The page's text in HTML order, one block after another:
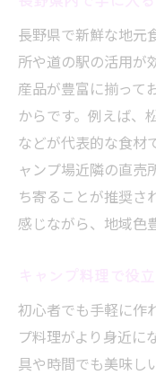
長野県で新鮮な地元
所や道の駅の活用が
産品が豊富に揃って
からです。例えば、
などが代表的な食材
ャンプ場近隣の直売
ち寄ることが推奨さ
感じながら、地域色
初心者でも手軽に作
プ料理がより身近に
具や時間でも美味し